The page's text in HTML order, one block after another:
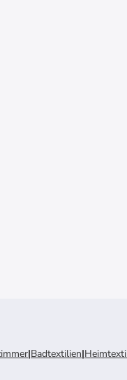
|Badtextilien|